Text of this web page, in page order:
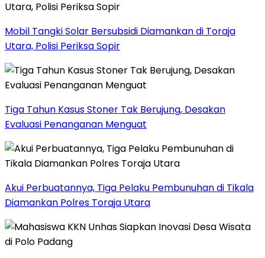
Mobil Tangki Solar Bersubsidi Diamankan di Toraja
Utara, Polisi Periksa Sopir
Tiga Tahun Kasus Stoner Tak Berujung, Desakan
Evaluasi Penanganan Menguat
Akui Perbuatannya, Tiga Pelaku Pembunuhan di Tikala
Diamankan Polres Toraja Utara